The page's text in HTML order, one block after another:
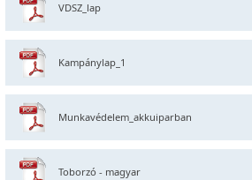
VDSZ_lap
Kampánylap_1
Munkavédelem_akkuiparban
Toborzó - magyar